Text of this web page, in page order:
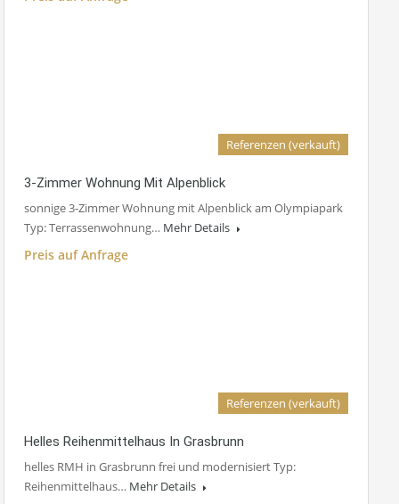
Referenzen (verkauft)
3-Zimmer Wohnung Mit Alpenblick
sonnige 3-Zimmer Wohnung mit Alpenblick am Olympiapark
Typ: Terrassenwohnung… Mehr Details
Preis auf Anfrage
Referenzen (verkauft)
Helles Reihenmittelhaus In Grasbrunn
helles RMH in Grasbrunn frei und modernisiert Typ:
Reihenmittelhaus… Mehr Details